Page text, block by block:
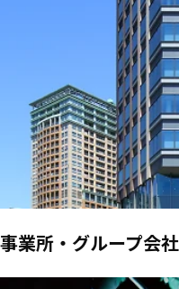
事業所・グループ会社